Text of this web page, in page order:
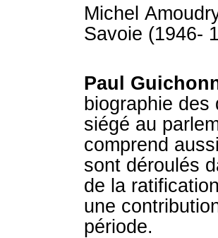
Michel
Savoie (1946-
Paul
biographie
siégé au
comprend
sont déroulés
de la
une
période.